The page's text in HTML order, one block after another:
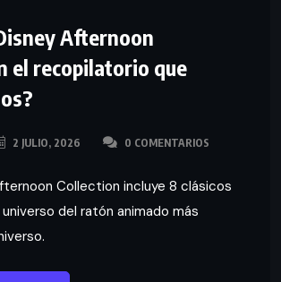
Afternoon
el recopilatorio que
2 JULIO, 2026 0 COMENTARIOS
Collection incluye 8 clásicos
del ratón animado más